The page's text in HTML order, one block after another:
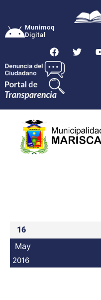
Munimoq
Digital
16
May
2016